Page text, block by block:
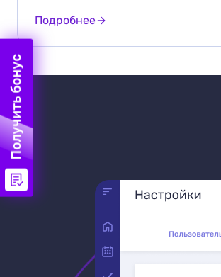
Подробнее
Получить бонус